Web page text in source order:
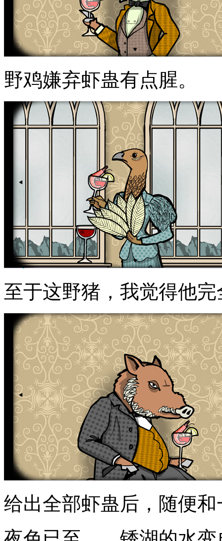
野鸡嫌弃虾蛊有点腥。
至于这野猪，我觉得他
给出全部虾蛊后，随便